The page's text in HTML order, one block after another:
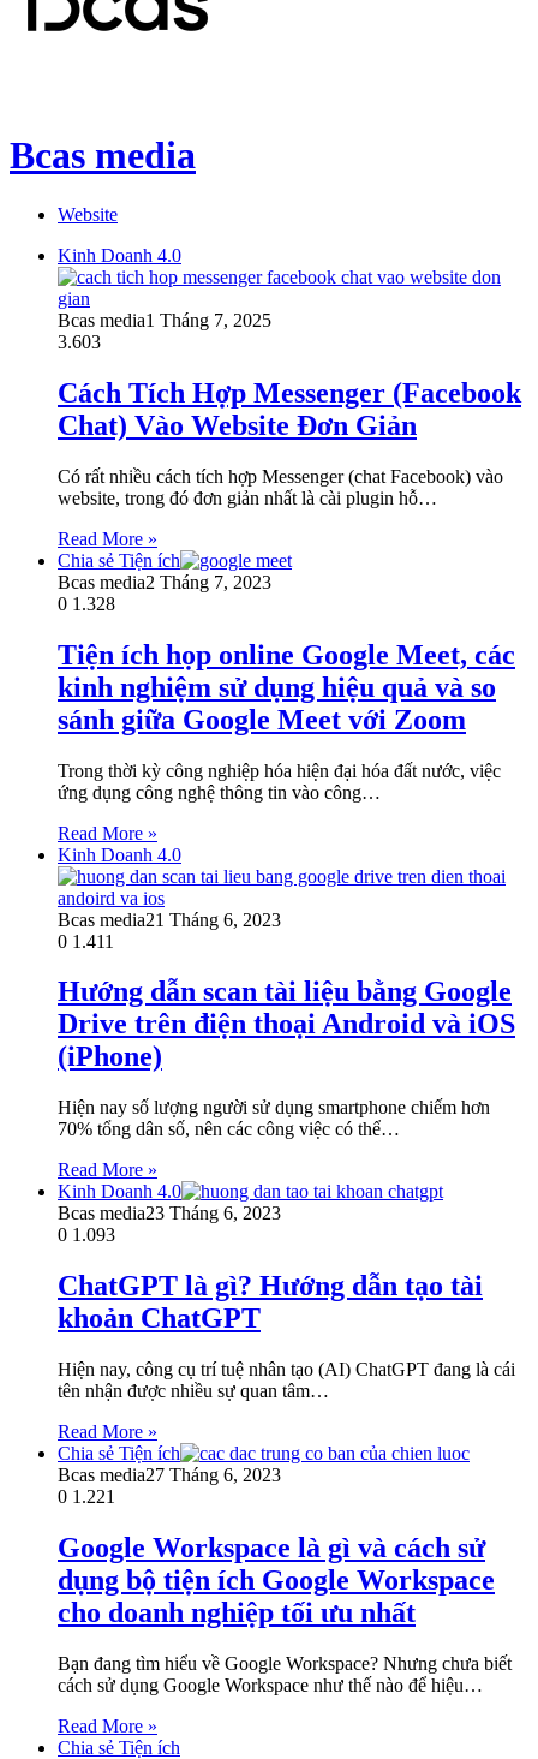
Bcas media
Website
Kinh Doanh 4.0
Bcas media1 Tháng 7, 2025
3.603
Cách Tích Hợp Messenger (Facebook
Chat) Vào Website Đơn Giản
Có rất nhiều cách tích hợp Messenger (chat Facebook) vào
website, trong đó đơn giản nhất là cài plugin hỗ…
Read More »
Chia sẻ Tiện ích
Bcas media2 Tháng 7, 2023
0 1.328
Tiện ích họp online Google Meet, các
kinh nghiệm sử dụng hiệu quả và so
sánh giữa Google Meet với Zoom
Trong thời kỳ công nghiệp hóa hiện đại hóa đất nước, việc
ứng dụng công nghệ thông tin vào công…
Read More »
Kinh Doanh 4.0
Bcas media21 Tháng 6, 2023
0 1.411
Hướng dẫn scan tài liệu bằng Google
Drive trên điện thoại Android và iOS
(iPhone)
Hiện nay số lượng người sử dụng smartphone chiếm hơn
70% tổng dân số, nên các công việc có thể…
Read More »
Kinh Doanh 4.0
Bcas media23 Tháng 6, 2023
0 1.093
ChatGPT là gì? Hướng dẫn tạo tài
khoản ChatGPT
Hiện nay, công cụ trí tuệ nhân tạo (AI) ChatGPT đang là cái
tên nhận được nhiều sự quan tâm…
Read More »
Chia sẻ Tiện ích
Bcas media27 Tháng 6, 2023
0 1.221
Google Workspace là gì và cách sử
dụng bộ tiện ích Google Workspace
cho doanh nghiệp tối ưu nhất
Bạn đang tìm hiểu về Google Workspace? Nhưng chưa biết
cách sử dụng Google Workspace như thế nào để hiệu…
Read More »
Chia sẻ Tiện ích